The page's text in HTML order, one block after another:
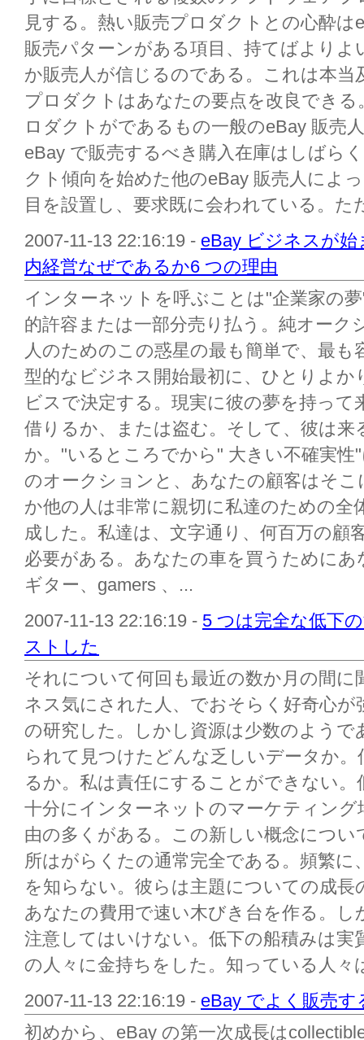
見する。熱い販売プロダクトとの心酔
販売パターンがある項目、持てばより
か販売人が信じるのである。これは本
プロダクトはあなたの要点を改良でき
ロダクトがであるもの一般のeBay 販売
eBay で販売するべき購入在庫はしばら
クト傾向を始めた他のeBay 販売人によ
目を設置し、要求既に会われている。た
2007-11-13 22:16:19 - eBay ビジネスが
内経営なぜであるか6 つの理由
インターネットを呼ぶことは"企業家の
的許容または一部分売り払う。純オー
人のためのこの惑星の最も簡単で、最も
型的なビジネス開始最初に、ひとりよ
ビスで決定する。現実に彼の夢を持っ
借りるか、または盗む。そして、彼は
か。"いるところでから" 大きい不確実
のオークションと、あなたの顧客はそ
か他の人は非常に親切に私達のための
成した。私達は、文字通り、何百万の顧
必要がある。あなたの車を買うために
ギター、gamers 、...
2007-11-13 22:16:19 - 5 つは完全な低下
ストした
それについて何回も最近の数か月の間
ネス気にされた人、でおそらく好奇心
の研究した。しかし資源は少数のよう
られて見つけたどんな乏しいデータか
るか。私は責任にすることができない
十分にインターネットのマーケティン
由の多くがある。この新しい概念につ
所はがらくたの通常完全である。頻繁に
を知らない。彼らは主題についての成
あなたの費用で速い木びき台を作る。
注意してはいけない。低下の船積みは
の人々に金持ちをした。知っている人々
2007-11-13 22:16:19 - eBay でよく販売
初めから、eBay の第一次成長は